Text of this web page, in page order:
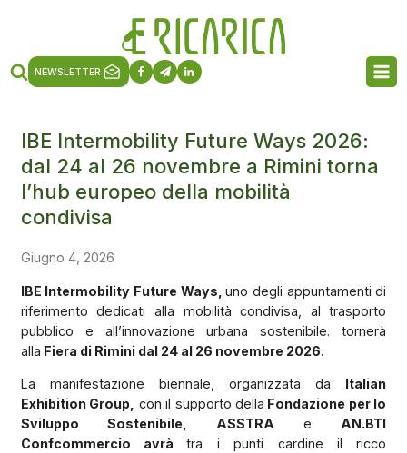
NEWSLETTER
IBE Intermobility Future Ways 2026:
dal 24 al 26 novembre a Rimini torna
l’hub europeo della mobilità
condivisa
Giugno 4, 2026
IBE Intermobility Future Ways,uno degli appuntamenti di
riferimento dedicati alla mobilità condivisa, al trasporto
pubblico e all’innovazione urbana sostenibile. tornerà
alla Fiera di Rimini dal 24 al 26 novembre 2026.
La manifestazione biennale, organizzata da Italian
Exhibition Group,
con il supporto della Fondazione per lo
Sviluppo Sostenibile,
ASSTRA e AN.BTI
Confcommercio avràtra i punti cardine il ricco